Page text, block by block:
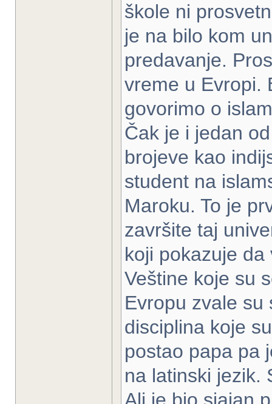
škole ni
je na bilo kom
predavanje.
vreme u Evropi.
govorimo o
Čak je i jedan
brojeve kao
student na
Maroku. To je
završite taj
koji pokazuje
Veštine koje su
Evropu zvale su
disciplina koje
postao papa pa
na latinski jezik.